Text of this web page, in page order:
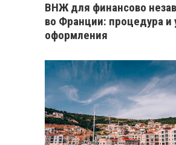
ВНЖ для финансово
во Франции: процедура и
оформления